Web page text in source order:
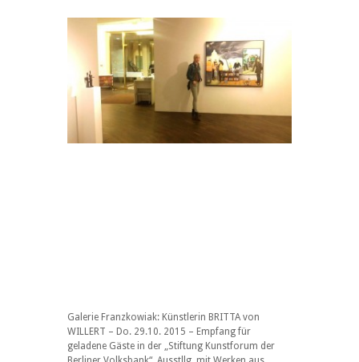
Galerie Franzkowiak: Künstlerin BRITTA von
WILLERT – Do. 29.10. 2015 – Empfang für
geladene Gäste in der „Stiftung Kunstforum der